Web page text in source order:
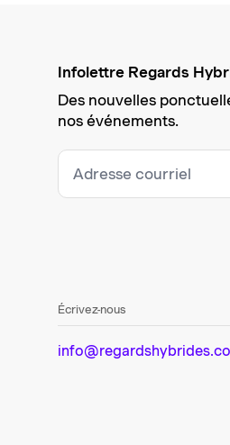
Infolettre Regards
Des nouvelles
nos événements.
Écrivez-nous